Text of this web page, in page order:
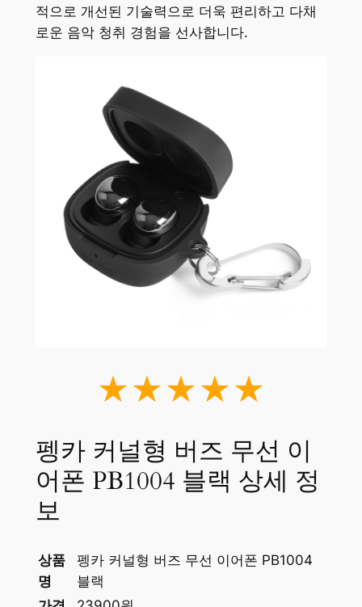
적으로 개선된 기술력으로 더욱 편리하고 다채
로운 음악 청취 경험을 선사합니다.
★★★★★
펭카 커널형 버즈 무선 이
어폰 PB1004 블랙 상세 정
보
상품
명
펭카 커널형 버즈 무선 이어폰 PB1004
블랙